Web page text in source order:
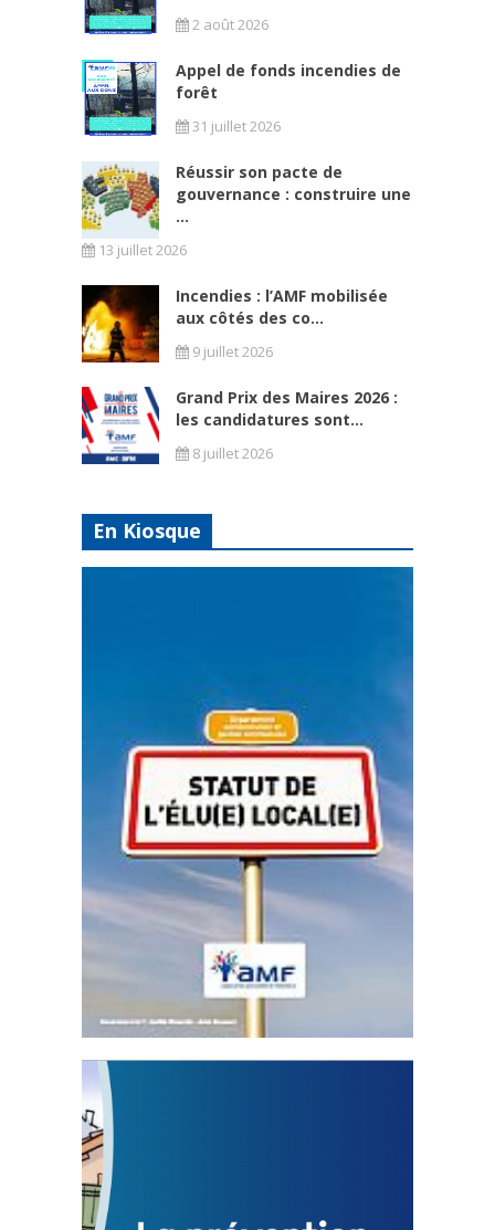
2 août 2026
Appel de fonds incendies de
forêt
31 juillet 2026
Réussir son pacte de
gouvernance : construire une
...
13 juillet 2026
Incendies : l’AMF mobilisée
aux côtés des co...
9 juillet 2026
Grand Prix des Maires 2026 :
les candidatures sont...
8 juillet 2026
En Kiosque
Statut de l’élu local
3 avril 2024
Mise à jour avril 2024
FEUILLETER